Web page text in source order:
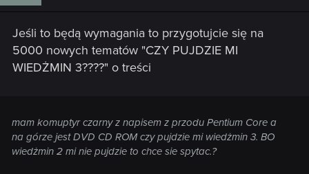
Jeśli to będą wymagania to przygotujcie się na
5000 nowych tematów "CZY PUJDZIE MI
WIEDŻMIN 3????" o treści
mam komuptyr czarny z napisem z przodu Pentium Core a
na górze jest DVD CD ROM czy pujdzie mi wiedżmin 3. BO
wiedżmin 2 mi nie pujdzie to chce sie spytac.?